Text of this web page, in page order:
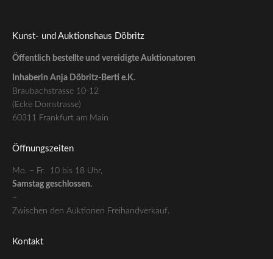
Kunst- und Auktionshaus Döbritz
Öffentlich bestellte und vereidigte Auktionatoren
Inhaberin Anja Döbritz-Berti e.K.
Braubachstrasse 10-12
(Ecke Domstrasse)
60311 Frankfurt am Main
Öffnungszeiten
Mo. – Fr. 10 bis 18 Uhr,
Samstag geschlossen.
–
Zwischen den Auktionen Freihandverkauf.
Kontakt